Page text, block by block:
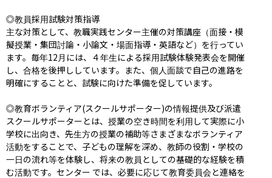
◎教員採用試験対策指導
主な対策として、教職実践センター主催の対策講座（面接・模
擬授業・集団討論・小論文・場面指導・英語など）を行ってい
ます。毎年12月には、４年生による採用試験体験発表会を開催
し、合格を後押ししています。また、個人面談で自己の進路を
明確にすることと、試験に向けた準備を促しています。
◎教育ボランティア(スクールサポーター)の情報提供及び派遣
スクールサポーターとは、授業の空き時間を利用して実際に小
学校に出向き、先生方の授業の補助等さまざまなボランティア
活動をすることで、子どもの理解を深め、教師の役割・学校の
一日の流れ等を体験し、将来の教員としての基礎的な経験を積
む活動です。センター では、必要に応じて教育委員会と連絡を